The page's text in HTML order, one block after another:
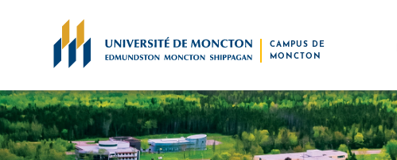
CAMPUS DE
MONCTON